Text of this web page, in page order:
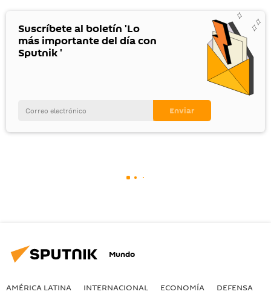
Suscríbete al boletín 'Lo
más importante del día con
Sputnik '
Mundo
AMÉRICA LATINA INTERNACIONAL ECONOMÍA DEFENSA